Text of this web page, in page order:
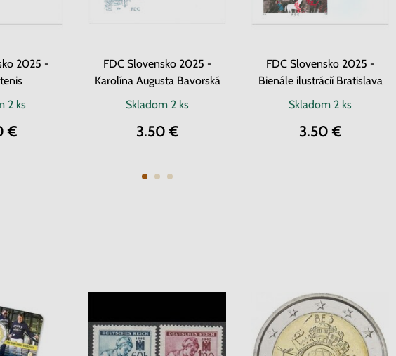
2025 -
2 ks
€
FDC Slovensko 2025 -
Karolína Augusta Bavorská
Skladom 2 ks
3.50 €
FDC Slovensko 2025 -
Bienále ilustrácií Bratislava
Skladom 2 ks
3.50 €